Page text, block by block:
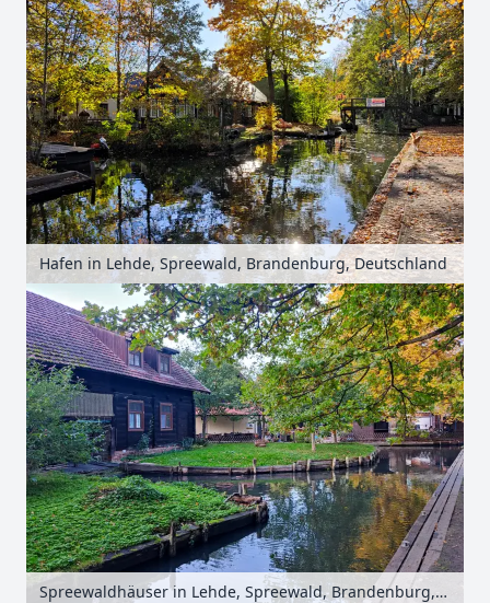
Hafen in Lehde, Spreewald, Brandenburg, Deutschland
Spreewaldhäuser in Lehde, Spreewald, Brandenburg, Deutschland